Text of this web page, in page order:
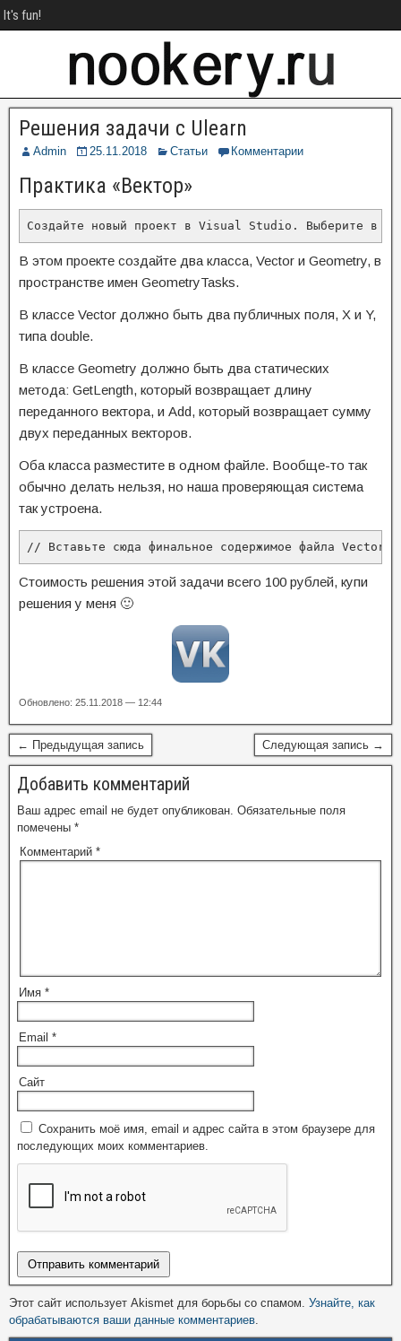
It's fun!
Решения задачи с Ulearn
Admin 25.11.2018 Статьи Комментарии
Практика «Вектор»
В этом проекте создайте два класса, Vector и Geometry, в
пространстве имен GeometryTasks.
В классе Vector должно быть два публичных поля, X и Y,
типа double.
В классе Geometry должно быть два статических
метода: GetLength, который возвращает длину
переданного вектора, и Add, который возвращает сумму
двух переданных векторов.
Оба класса разместите в одном файле. Вообще-то так
обычно делать нельзя, но наша проверяющая система
так устроена.
// Вставьте сюда финальное содержимое файла
Стоимость решения этой задачи всего 100 рублей, купи
решения у меня 🙂
Обновлено: 25.11.2018 — 12:44
← Предыдущая запись Следующая запись →
Добавить комментарий
Ваш адрес email не будет опубликован. Обязательные поля
помечены *
Комментарий *
Имя *
Email *
Сайт
Сохранить моё имя, email и адрес сайта в этом браузере для
последующих моих комментариев.
Этот сайт использует Akismet для борьбы со спамом. Узнайте, как
обрабатываются ваши данные комментариев.